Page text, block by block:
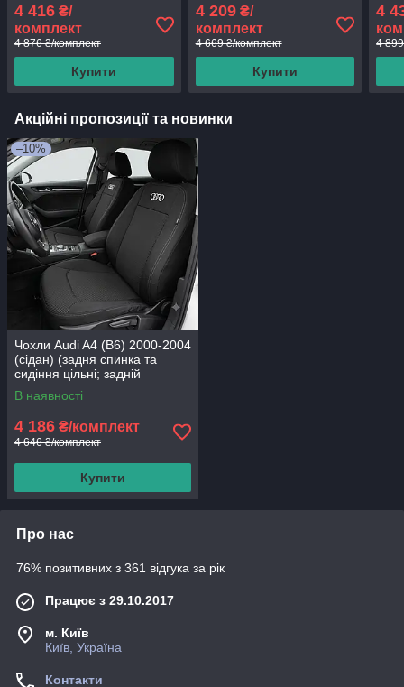
передній і задній
підлокітник; 5
4 416 ₴/
комплект
4 876 ₴/комплект
Купити
та заднє
4 209₴/
комплект
4 669 ₴/комплект
Купити
4
4
Акційні пропозиції та новинки
–10%
Чохли Audi A4 (B6) 2000-2004
(сідан) (задня спинка та
сидіння цільні; задній
підлокітник; 5 підголівників;
В наявності
4 186 ₴/комплект
4 646 ₴/комплект
Купити
Про нас
76% позитивних з 361 відгука за рік
Працює з 29.10.2017
м. Київ
Київ, Україна
Контакти